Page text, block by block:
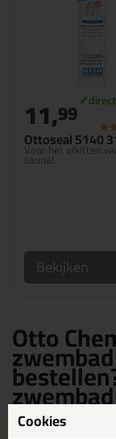
Ottoseal S140
Voor het afkitten
sauna!
11,99
Bekijken
Otto
kleur wit
Cookies